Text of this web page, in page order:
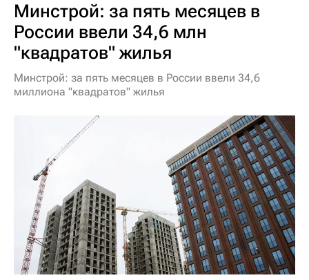
Минстрой: за пять месяцев в
России ввели 34,6 млн
"квадратов" жилья
Минстрой: за пять месяцев в России ввели 34,6
миллиона "квадратов" жилья